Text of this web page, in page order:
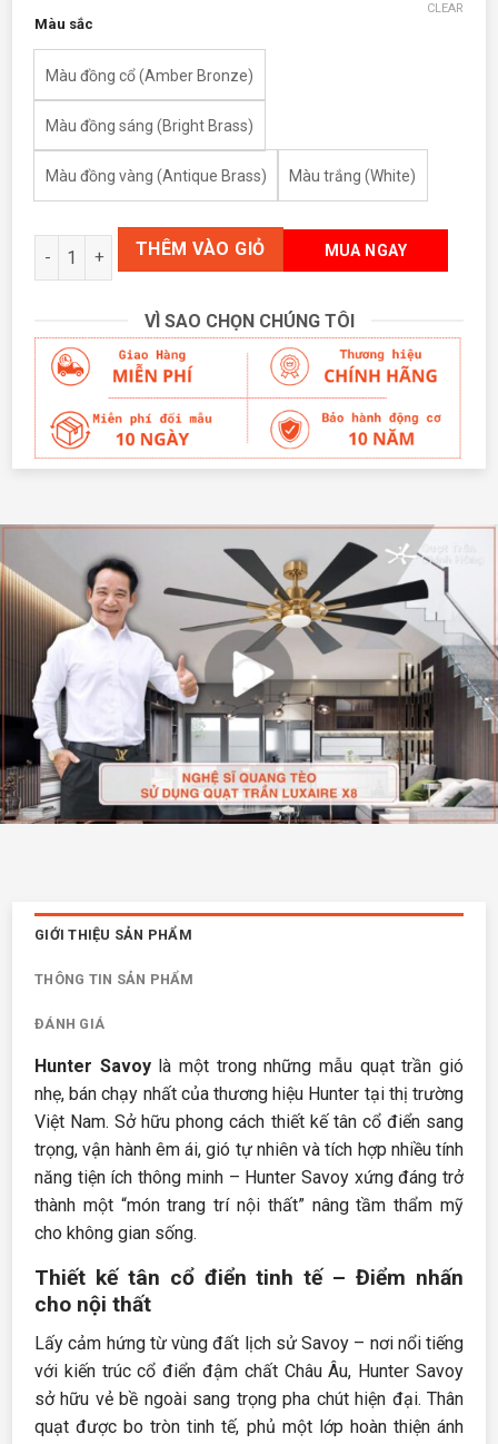
Màu sắc
Màu đồng cổ (Amber Bronze)
Màu đồng sáng (Bright Brass)
Màu đồng vàng (Antique Brass) Màu trắng (White)
CLEAR
HUNTER SAVOY quantity
THÊM VÀO GIỎ MUA NGAY
VÌ SAO CHỌN CHÚNG TÔI
GIỚI THIỆU SẢN PHẨM
THÔNG TIN SẢN PHẨM
ĐÁNH GIÁ
Hunter Savoylà một trong những mẫu quạt trần gió
nhẹ, bán chạy nhất của thương hiệu Hunter tại thị trường
Việt Nam. Sở hữu phong cách thiết kế tân cổ điển sang
trọng, vận hành êm ái, gió tự nhiên và tích hợp nhiều tính
năng tiện ích thông minh – Hunter Savoy xứng đáng trở
thành một “món trang trí nội thất” nâng tầm thẩm mỹ
cho không gian sống.
Thiết kế tân cổ điển tinh tế – Điểm nhấn
cho nội thất
Lấy cảm hứng từ vùng đất lịch sử Savoy – nơi nổi tiếng
với kiến trúc cổ điển đậm chất Châu Âu, Hunter Savoy
sở hữu vẻ bề ngoài sang trọng pha chút hiện đại. Thân
quạt được bo tròn tinh tế, phủ một lớp hoàn thiện ánh